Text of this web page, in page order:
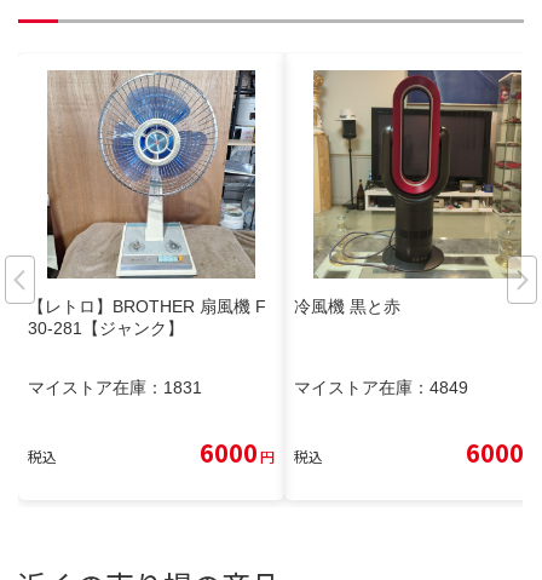
【レトロ】BROTHER 扇風機 F
30-281【ジャンク】
マイストア在庫： 1831
税込 6000円
冷風機 黒と赤
マイストア在庫： 4849
税込 6000